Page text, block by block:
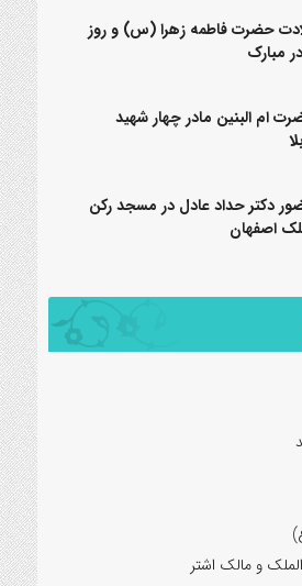
حضرت فاطمه زهرا (س) و روز
مبارک
ام البنین مادر چهار شهید
دکتر حداد عادل در مسجد رکن
اصفهان
و مالک اشتر